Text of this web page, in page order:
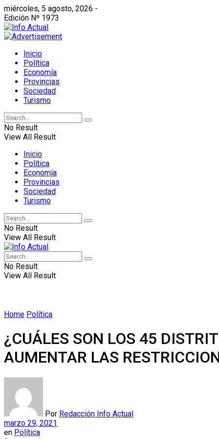
miércoles, 5 agosto, 2026 -
Edición Nº 1973
Inicio
Política
Economía
Provincias
Sociedad
Turismo
No Result
View All Result
Inicio
Política
Economía
Provincias
Sociedad
Turismo
No Result
View All Result
No Result
View All Result
Home Política
¿CUÁLES SON LOS 45
AUMENTAR LAS
Por Redacción Info Actual
marzo 29, 2021
en Política